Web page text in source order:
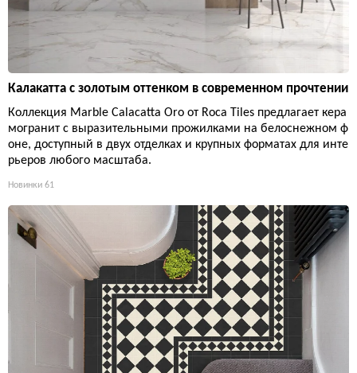
Калакатта с золотым оттенком в современном прочтении
Коллекция Marble Calacatta Oro от Roca Tiles предлагает кера
могранит с выразительными прожилками на белоснежном ф
оне, доступный в двух отделках и крупных форматах для инте
рьеров любого масштаба.
Новинки 61